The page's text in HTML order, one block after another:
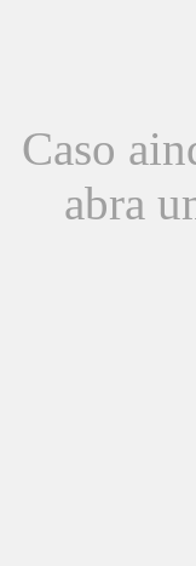
Caso
abra